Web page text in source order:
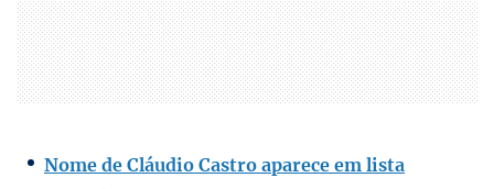
Nome de Cláudio Castro aparece em lista